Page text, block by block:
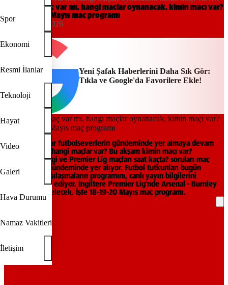
Spor
Ekonomi
Resmi İlanlar
Teknoloji
Hayat
Video
Galeri
Hava Durumu
Namaz Vakitleri
İletişim
İşte 18-19-20 Mayıs maç programı
Bu akşam maç var mı, hangi maçlar oynanacak, kimin maçı var?
İşte 18-19-20 Mayıs maç programı
15:00, 18/05/2026
Yeni Şafak Haberlerini Daha Sık Gör:
Tıkla ve Google'da Favorilere Ekle!
Bugünkü maçlar futbolseverlerin gündeminde yer almaya devam
ediyor. Bugün hangi maçlar var? Bu akşam kimin maçı var?
Şampiyonlar Ligi ve Premier Lig maçları saat kaçta? soruları maç
tutkunlarının gündeminde yer alıyor. Futbol tutkunları bugün
oynanacak karşılaşmaların programını, canlı yayın bilgilerini
yakından takip ediyor. İngiltere Premier Lig’nde Arsenal - Burnley
karşı karşıya gelecek. İşte 18-19-20 Mayıs maç programı.
REKLAM